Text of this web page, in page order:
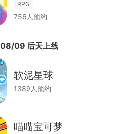
RPG
756人预约
08/09 后天上线
软泥星球
1389人预约
喵喵宝可梦